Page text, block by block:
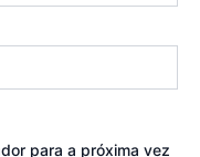
para a próxima vez